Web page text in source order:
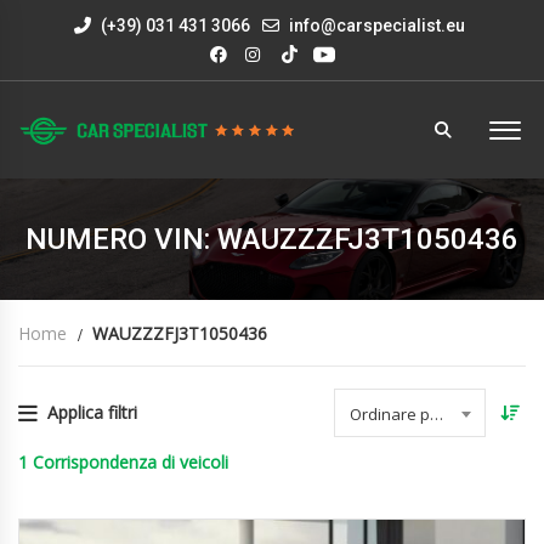
(+39) 031 431 3066 info@carspecialist.eu
NUMERO VIN: WAUZZZFJ3T1050436
Home WAUZZZFJ3T1050436
Applica filtri Ordinare per data
1 Corrispondenza di veicoli